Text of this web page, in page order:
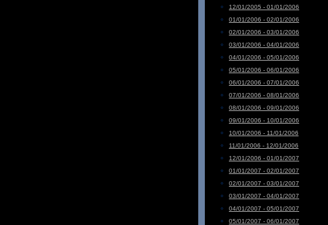
12/01/2005 - 01/01/2006
01/01/2006 - 02/01/2006
02/01/2006 - 03/01/2006
03/01/2006 - 04/01/2006
04/01/2006 - 05/01/2006
05/01/2006 - 06/01/2006
06/01/2006 - 07/01/2006
07/01/2006 - 08/01/2006
08/01/2006 - 09/01/2006
09/01/2006 - 10/01/2006
10/01/2006 - 11/01/2006
11/01/2006 - 12/01/2006
12/01/2006 - 01/01/2007
01/01/2007 - 02/01/2007
02/01/2007 - 03/01/2007
03/01/2007 - 04/01/2007
04/01/2007 - 05/01/2007
05/01/2007 - 06/01/2007